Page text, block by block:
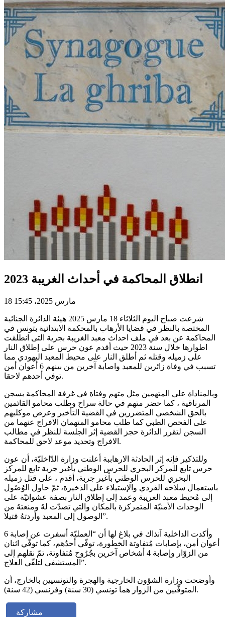
انطلاق المحاكمة في أحداث الغريبة 2023
18 مارس 2025، 15:45
شرعت صباح اليوم الثلاثاء 18 مارس 2025 هيئة الدائرة الجنائية
المختصة بالنظر في قضايا الأرهاب بالمحكمة الابتدائية بتونس في
المحاكمة عن بعد في ملف احداث معبد الغريبة بجرية التى انطلقت
اطوارها خلال سنة 2023 حيث أقدم عون حرس على إطلاق النار
على زميله وقتله ثم أطلق النار على محيط المعبد اليهودي مما
تسبب في وفاة زائرين للمعبد واصابة آخرين من بينهم 6 أعوان أمن
توفي أحدهم لاحقا.
وبالمناداة على المتهمين مثل متهم وفتاة في غرفة المحاكمة بسجن
المرناقية ، كما حضر متهم في حالة سراح وطلب محامو القائمين
بالحق الشخصي المتضررين في القضية التأخير وعرض موكليهم
على الفحص الطبي كما طلب محامو المتهمان الافراج عنهما من
السجن لتقرر الدائرة حجز القضية إثر الجلسة للنظر في مطالب
الافراج وتحديد موعد لاحق للمحاكمة.
وللتذكير فإنه إثر الحادثة الارهاببة أعلنت وزارة الدّاخليّة، أن عون
حرس تابع للمركز البحري للحرس الوطني بأغير جربة تابع للمركز
البحري للحرس الوطني بأغير جربة، أقدم ، على قتل زميله
باستعمال سلاحه الفردي والإستيلاء على الذخيرة، ثمّ حاول الوُصُول
إلى مُحيط معبد الغريبة وعمد إلى إطلاق النار بصفة عشوائيّة على
الوحدات الأمنيّة المتمركزة بالمكان والتي تصدّت لهُ ومنعتهُ من
الوصول إلى المعبد وأردتهُ قتيلا”.
وأكدت الداخلية آنذاك في بلاغ لها أن “العمليّة أسفرت عن إصابة 6
أعوان أمن، بإصابات مُتفاوتة الخطورة، توفّي أحدُهم، كما توفّي اثنان
من الزوّار وإصابة 4 أشخاص آخرين بجُرُوح مُتفاوتة، تمّ نقلهم إلى
المستشفى لتلقّي العلاج”.
وأوضحت وزارة الشؤون الخارجية والهجرة والتونسيين بالخارج، أن
المتوفّيين من الزوار هما تونسي (30 سنة) وفرنسي (42 سنة).
مشاركة